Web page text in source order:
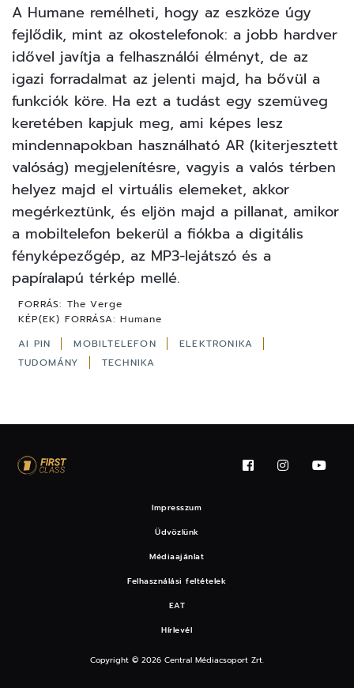
A Humane remélheti, hogy az eszköze úgy
fejlődik, mint az okostelefonok: a jobb hardver
idővel javítja a felhasználói élményt, de az
igazi forradalmat az jelenti majd, ha bővül a
funkciók köre. Ha ezt a tudást egy szemüveg
keretében kapjuk meg, ami képes lesz
mindennapokban használható AR (kiterjesztett
valóság) megjelenítésre, vagyis a valós térben
helyez majd el virtuális elemeket, akkor
megérkeztünk, és eljön majd a pillanat, amikor
a mobiltelefon bekerül a fiókba a digitális
fényképezőgép, az MP3-lejátszó és a
papíralapú térkép mellé.
FORRÁS: The Verge
KÉP(EK) FORRÁSA: Humane
AI PIN
MOBILTELEFON
ELEKTRONIKA
TUDOMÁNY
TECHNIKA
Impresszum
Üdvözlünk
Médiaajánlat
Felhasználási feltételek
EAT
Hírlevél
Copyright © 2026 Central Médiacsoport Zrt.